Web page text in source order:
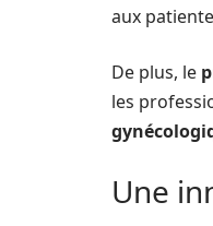
aux
De plus, le
les
Une